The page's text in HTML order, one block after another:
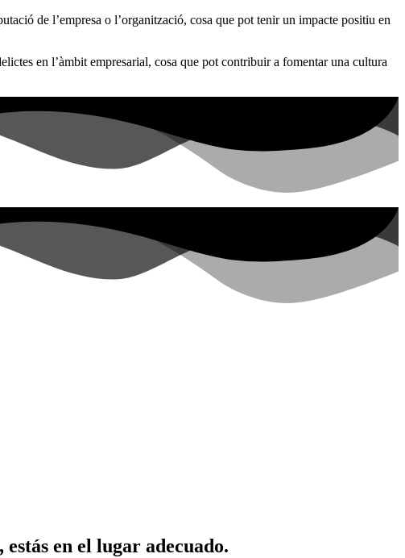
de l’empresa o l’organització, cosa que pot tenir un impacte positiu en
en l’àmbit empresarial, cosa que pot contribuir a fomentar una cultura
en el lugar adecuado.